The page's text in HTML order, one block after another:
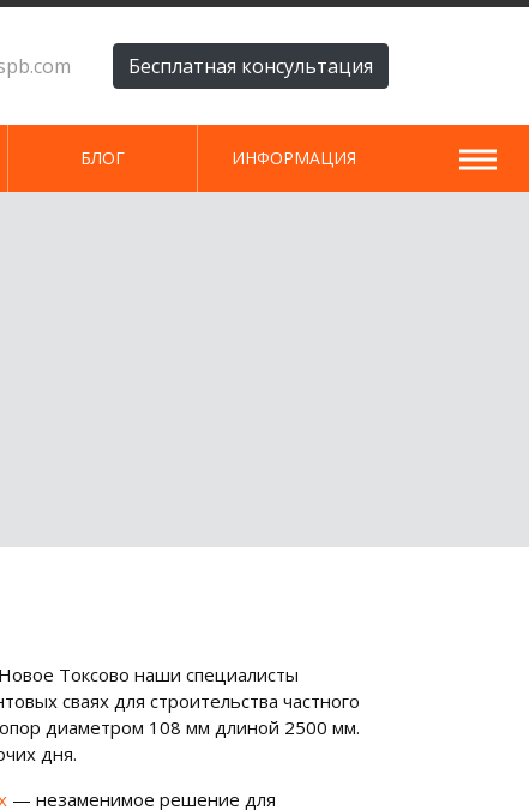
Бесплатная консультация
БЛОГ ИНФОРМАЦИЯ
Токсово наши специалисты
сваях для строительства частного
диаметром 108 мм длиной 2500 мм.
дня.
— незаменимое решение для